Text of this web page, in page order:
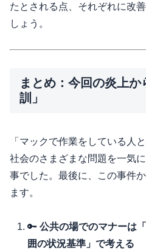
たとされる点、それぞれに改
しょう。
まとめ：今回の炎上
訓」
「マックで作業をしている人
社会のさまざまな問題を一気
事でした。最後に、この事件
ます。
🔑公共の場でのマナーは
囲の状況基準」で考える